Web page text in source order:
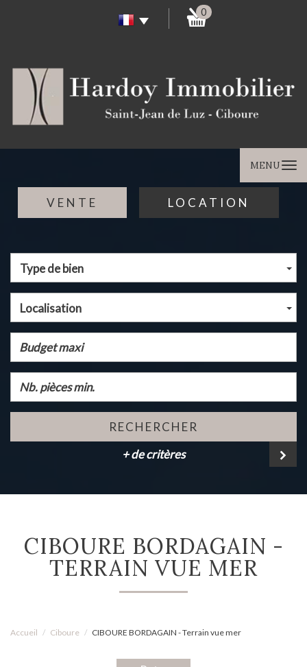
0
MENU
VENTE LOCATION
Type de bien
Localisation
RECHERCHER
+ de critères
CIBOURE BORDAGAIN -
TERRAIN VUE MER
Accueil Ciboure CIBOURE BORDAGAIN - Terrain vue mer